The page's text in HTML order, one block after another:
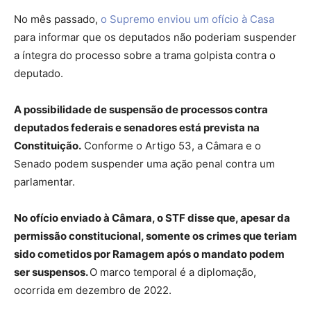
No mês passado, o Supremo enviou um ofício à Casa
para informar que os deputados não poderiam suspender
a íntegra do processo sobre a trama golpista contra o
deputado.
A possibilidade de suspensão de processos contra
deputados federais e senadores está prevista na
Constituição. Conforme o Artigo 53, a Câmara e o
Senado podem suspender uma ação penal contra um
parlamentar.
No ofício enviado à Câmara, o STF disse que, apesar da
permissão constitucional, somente os crimes que teriam
sido cometidos por Ramagem após o mandato podem
ser suspensos.O marco temporal é a diplomação,
ocorrida em dezembro de 2022.